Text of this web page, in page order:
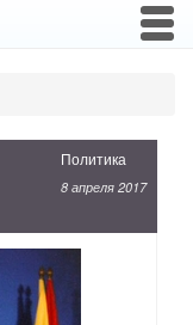
Политика
8 апреля 2017